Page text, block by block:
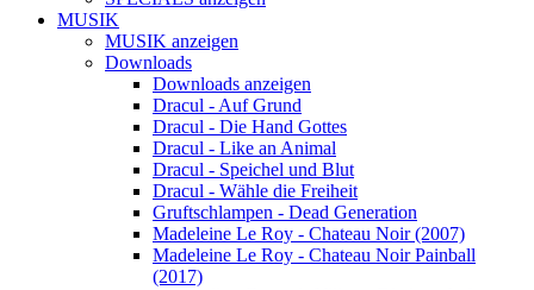
MUSIK
MUSIK anzeigen
Downloads
Downloads anzeigen
Dracul - Auf Grund
Dracul - Die Hand Gottes
Dracul - Like an Animal
Dracul - Speichel und Blut
Dracul - Wähle die Freiheit
Gruftschlampen - Dead Generation
Madeleine Le Roy - Chateau Noir (2007)
Madeleine Le Roy - Chateau Noir Painball
(2017)